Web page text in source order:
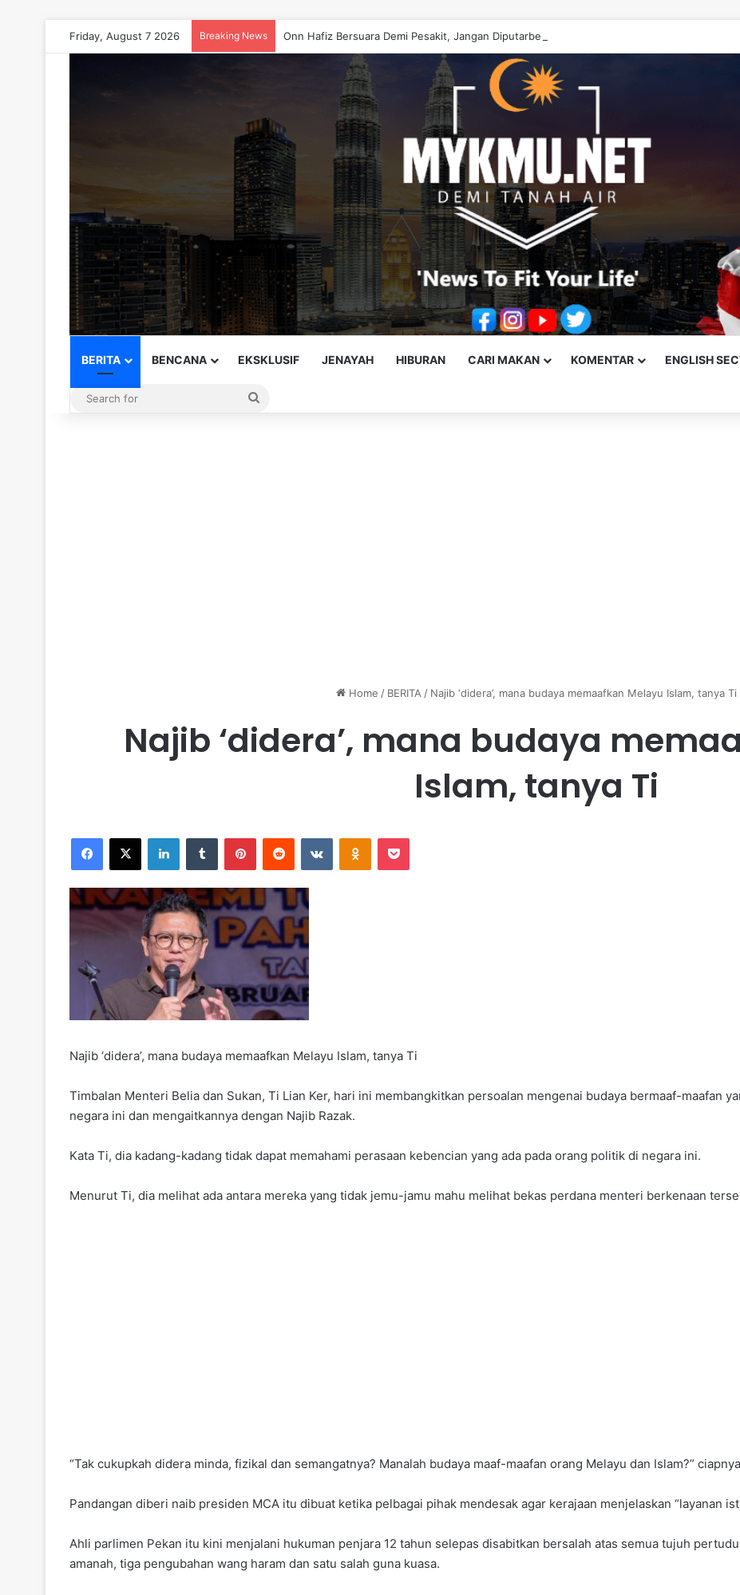
Friday, August 7 2026 Breaking News Onn Hafiz Bersuara Demi Pesakit, Jangan Diputarbelitkan – Hasrunizah
BERITA BENCANA EKSKLUSIF JENAYAH HIBURAN CARI MAKAN KOMENTAR ENGLISH
Home / BERITA / Najib ‘didera’, mana budaya memaafkan Melayu Islam, tanya Ti
Najib ‘didera’, mana budaya
Islam, tanya Ti
Najib ‘didera’, mana budaya memaafkan Melayu Islam, tanya Ti
Timbalan Menteri Belia dan Sukan, Ti Lian Ker, hari ini membangkitkan persoalan mengenai budaya bermaaf-maafan
negara ini dan mengaitkannya dengan Najib Razak.
Kata Ti, dia kadang-kadang tidak dapat memahami perasaan kebencian yang ada pada orang politik di negara ini.
Menurut Ti, dia melihat ada antara mereka yang tidak jemu-jamu mahu melihat bekas perdana menteri berkenaan
“Tak cukupkah didera minda, fizikal dan semangatnya? Manalah budaya maaf-maafan orang Melayu dan Islam?”
Pandangan diberi naib presiden MCA itu dibuat ketika pelbagai pihak mendesak agar kerajaan menjelaskan “layanan
Ahli parlimen Pekan itu kini menjalani hukuman penjara 12 tahun selepas disabitkan bersalah atas semua tujuh
amanah, tiga pengubahan wang haram dan satu salah guna kuasa.